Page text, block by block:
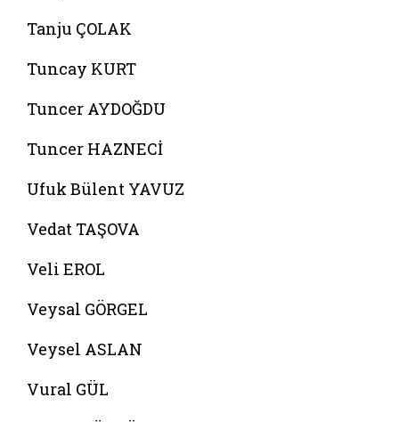
Tanju ÇOLAK
Tuncay KURT
Tuncer AYDOĞDU
Tuncer HAZNECİ
Ufuk Bülent YAVUZ
Vedat TAŞOVA
Veli EROL
Veysal GÖRGEL
Veysel ASLAN
Vural GÜL